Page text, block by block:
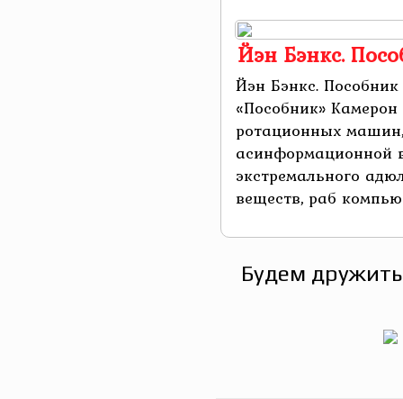
Йэн Бэнкс.
Йэн Бэнкс.
«Пособник»
ротационных
асинформационной
экстремального
веществ, раб
Будем